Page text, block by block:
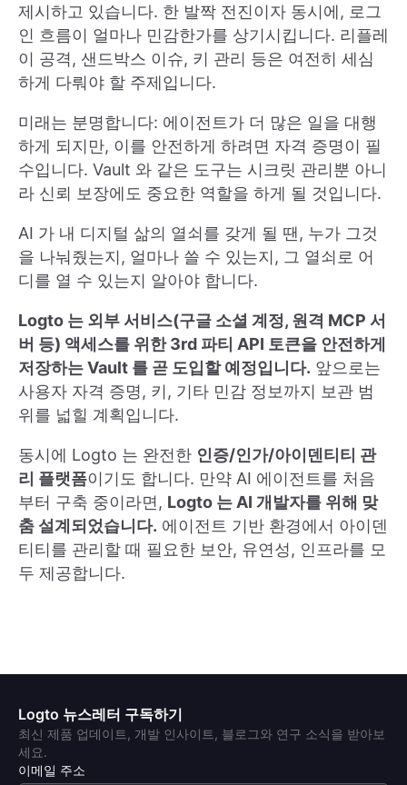
제시하고 있습니다. 한 발짝 전진이자 동시에, 로그
인 흐름이 얼마나 민감한가를 상기시킵니다. 리플레
이 공격, 샌드박스 이슈, 키 관리 등은 여전히 세심
하게 다뤄야 할 주제입니다.
미래는 분명합니다: 에이전트가 더 많은 일을 대행
하게 되지만, 이를 안전하게 하려면 자격 증명이 필
수입니다. Vault 와 같은 도구는 시크릿 관리뿐 아니
라 신뢰 보장에도 중요한 역할을 하게 될 것입니다.
AI 가 내 디지털 삶의 열쇠를 갖게 될 땐, 누가 그것
을 나눠줬는지, 얼마나 쓸 수 있는지, 그 열쇠로 어
디를 열 수 있는지 알아야 합니다.
Logto 는 외부 서비스(구글 소셜 계정, 원격 MCP 서
버 등) 액세스를 위한 3rd 파티 API 토큰을 안전하게
저장하는 Vault 를 곧 도입할 예정입니다. 앞으로는
사용자 자격 증명, 키, 기타 민감 정보까지 보관 범
위를 넓힐 계획입니다.
동시에 Logto 는 완전한 인증/인가/아이덴티티 관
리 플랫폼이기도 합니다. 만약 AI 에이전트를 처음
부터 구축 중이라면, Logto 는 AI 개발자를 위해 맞
춤 설계되었습니다. 에이전트 기반 환경에서 아이덴
티티를 관리할 때 필요한 보안, 유연성, 인프라를 모
두 제공합니다.
Logto 뉴스레터 구독하기
최신 제품 업데이트, 개발 인사이트, 블로그와 연구 소식을 받아보
세요.
이메일 주소